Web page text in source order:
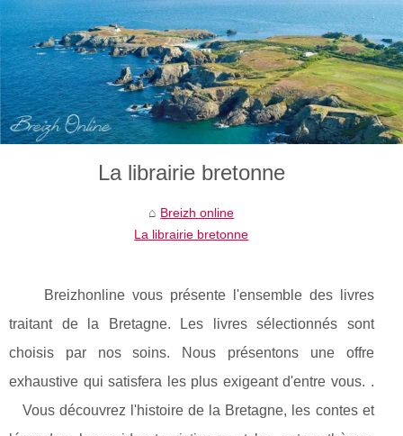
La librairie bretonne
Breizh online
La librairie bretonne
Breizhonline vous présente l'ensemble des livres
traitant de la Bretagne. Les livres sélectionnés sont
choisis par nos soins. Nous présentons une offre
exhaustive qui satisfera les plus exigeant d'entre vous. .
Vous découvrez l'histoire de la Bretagne, les contes et